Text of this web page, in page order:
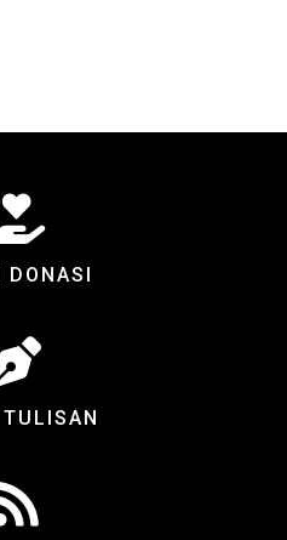
DONASI